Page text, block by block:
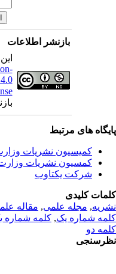
بازنشر اطلاعات
4.0
های مرتبط
کمیسیون نشریات
کمسیون نشریات وزارت
شرکت یکتاوب
کلیدی
,مجله علمی, مقاله علمی
شماره یک,کلمه شماره
دو